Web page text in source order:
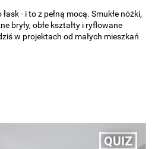
- i to z pełną mocą. Smukłe nóżki,
bryły, obłe kształty i ryflowane
w projektach od małych mieszkań
QUIZ